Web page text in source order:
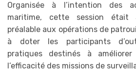
Organisée à l’intention des
maritime, cette session était
préalable aux opérations de
à doter les participants
pratiques destinés à
l’efficacité des missions de